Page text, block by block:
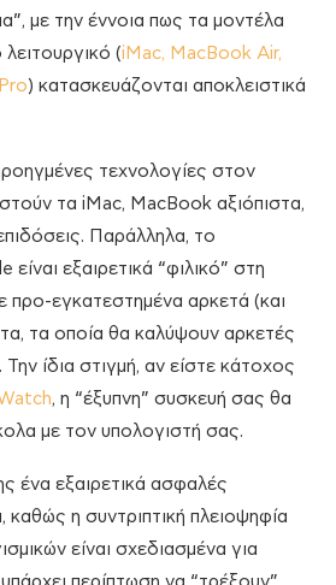
με την έννοια πως τα μοντέλα
(iMac, MacBook Air,
) κατασκευάζονται αποκλειστικά
τεχνολογίες στον
τα iMac, MacBook αξιόπιστα,
Παράλληλα, το
είναι εξαιρετικά “φιλικό” στη
προ-εγκατεστημένα αρκετά (και
τα οποία θα καλύψουν αρκετές
ίδια στιγμή, αν είστε κάτοχος
, η “έξυπνη” συσκευή σας θα
με τον υπολογιστή σας.
ένα εξαιρετικά ασφαλές
καθώς η συντριπτική πλειοψηφία
είναι σχεδιασμένα για